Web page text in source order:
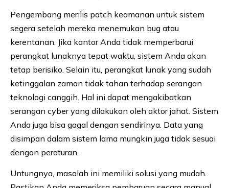
Pengembang merilis patch keamanan untuk sistem
segera setelah mereka menemukan bug atau
kerentanan. Jika kantor Anda tidak memperbarui
perangkat lunaknya tepat waktu, sistem Anda akan
tetap berisiko. Selain itu, perangkat lunak yang sudah
ketinggalan zaman tidak tahan terhadap serangan
teknologi canggih. Hal ini dapat mengakibatkan
serangan cyber yang dilakukan oleh aktor jahat. Sistem
Anda juga bisa gagal dengan sendirinya. Data yang
disimpan dalam sistem lama mungkin juga tidak sesuai
dengan peraturan.
Untungnya, masalah ini memiliki solusi yang mudah.